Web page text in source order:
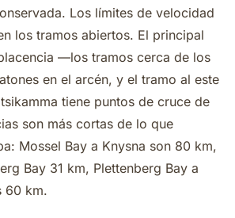
Los límites de velocidad
los tramos abiertos. El principal
—los tramos cerca de los
en el arcén, y el tramo al este
tiene puntos de cruce de
son más cortas de lo que
Mossel Bay a Knysna son 80 km,
Bay 31 km, Plettenberg Bay a
60 km.